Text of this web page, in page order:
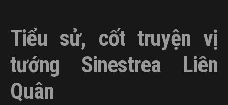
Tiểu sử, cốt truyện vị
tướng Sinestrea Liên
Quân